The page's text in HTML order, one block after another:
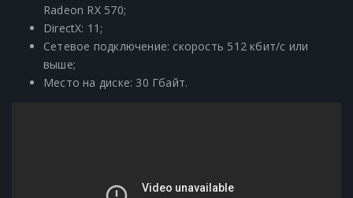
Radeon RX 570;
DirectX: 11;
Сетевое подключение: скорость 512 кбит/с или
выше;
Место на диске: 30 Гбайт.